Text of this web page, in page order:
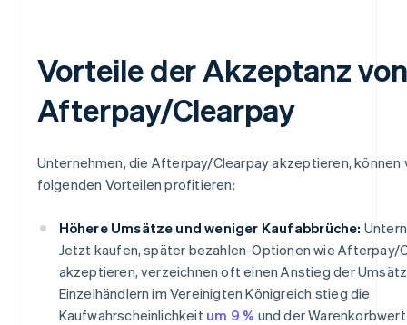
Vorteile der Akzeptanz von
Afterpay/Clearpay
Unternehmen, die Afterpay/Clearpay akzeptieren, können
folgenden Vorteilen profitieren:
Höhere Umsätze und weniger Kaufabbrüche:
Jetzt kaufen, später bezahlen-Optionen wie Afterpay/
akzeptieren, verzeichnen oft einen Anstieg der
Einzelhändlern im Vereinigten Königreich stieg die
Kaufwahrscheinlichkeit um 9 % und der Warenkorbwert